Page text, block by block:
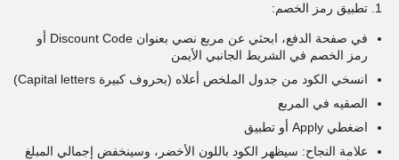
تطبيق رمز الخصم:
في صفحة الدفع، ابحثي عن مربع نصي بعنوان Discount Code أو
رمز الخصم في الشريط الجانبي الأيمن
انسخي الكود من جدول الملخص أعلاه (بحروف كبيرة Capital letters)
الصقيه في المربع
اضغطي Apply أو تطبيق
علامة النجاح: سيظهر الكود باللون الأخضر، وسينخفض إجمالي المبلغ